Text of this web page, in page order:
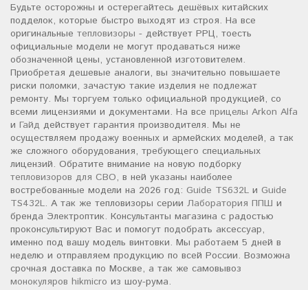
Будьте осторожны и остерегайтесь дешёвых китайских
подделок, которые быстро выходят из строя. На все
оригинальные тепловизоры - действует РРЦ, тоесть
официальные модели не могут продаваться ниже
обозначенной цены, установленной изготовителем.
Приобретая дешевые аналоги, вы значительно повышаете
риски поломки, зачастую такие изделия не подлежат
ремонту. Мы торгуем только официальной продукцией, со
всеми лицензиями и документами. На все прицелы Arkon Alfa
и Гайд действует гарантия производителя. Мы не
осуществляем продажу военных и армейских моделей, а так
же сложного оборудования, требующего специальных
лицензий. Обратите внимание на новую подборку
тепловизоров для СВО, в ней указаны наиболее
востребованные модели на 2026 год: Guide TS632L и Guide
TS432L. А так же тепловизоры серии Лаборатория ППШ и
бренда Электроптик. Консультанты магазина с радостью
проконсультируют Вас и помогут подобрать аксессуар,
именно под вашу модель винтовки. Мы работаем 5 дней в
неделю и отправляем продукцию по всей России. Возможна
срочная доставка по Москве, а так же самовывоз
монокуляров hikmicro из шоу-рума.